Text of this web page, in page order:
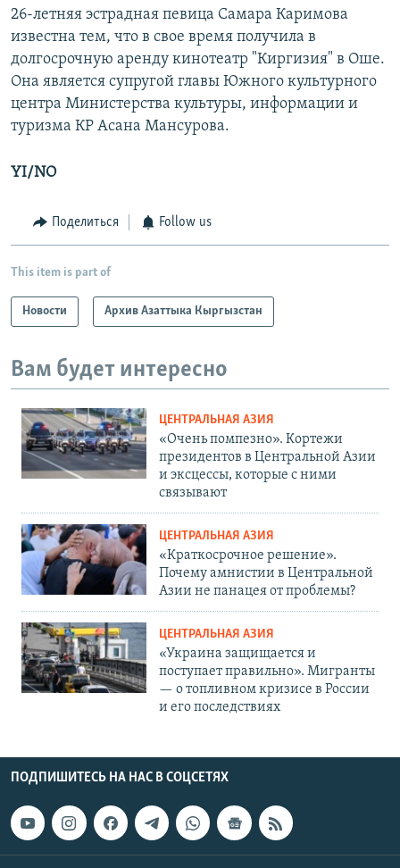
26-летняя эстрадная певица Самара Каримова
известна тем, что в свое время получила в
долгосрочную аренду кинотеатр "Киргизия" в Оше.
Она является супругой главы Южного культурного
центра Министерства культуры, информации и
туризма КР Асана Мансурова.
YI/NO
Поделиться Follow us
This item is part of
Новости Архив Азаттыка Кыргызстан
Вам будет интересно
ЦЕНТРАЛЬНАЯ АЗИЯ
«Очень помпезно». Кортежи
президентов в Центральной Азии
и эксцессы, которые с ними
связывают
ЦЕНТРАЛЬНАЯ АЗИЯ
«Краткосрочное решение».
Почему амнистии в Центральной
Азии не панацея от проблемы?
ЦЕНТРАЛЬНАЯ АЗИЯ
«Украина защищается и
поступает правильно». Мигранты
— о топливном кризисе в России
и его последствиях
ПОДПИШИТЕСЬ НА НАС В СОЦСЕТЯХ